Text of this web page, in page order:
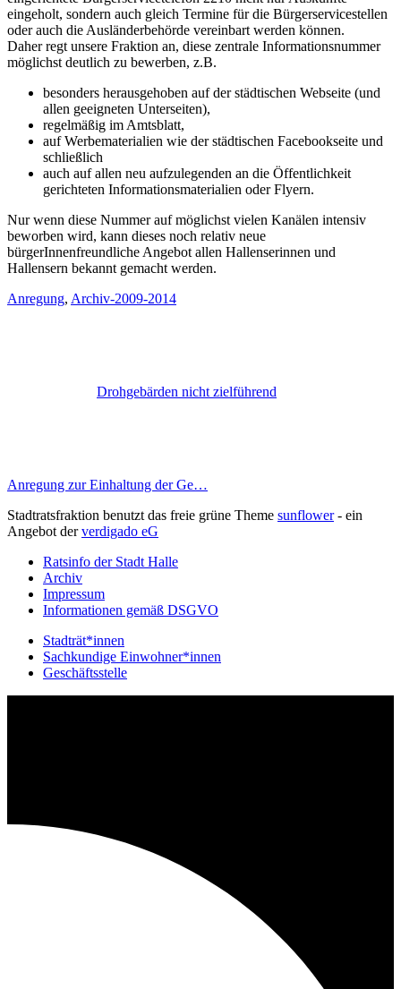
eingeholt, sondern auch gleich Termine für die Bürgerservicestellen
oder auch die Ausländerbehörde vereinbart werden können.
Daher regt unsere Fraktion an, diese zentrale Informationsnummer
möglichst deutlich zu bewerben, z.B.
besonders herausgehoben auf der städtischen Webseite (und
allen geeigneten Unterseiten),
regelmäßig im Amtsblatt,
auf Werbematerialien wie der städtischen Facebookseite und
schließlich
auch auf allen neu aufzulegenden an die Öffentlichkeit
gerichteten Informationsmaterialien oder Flyern.
Nur wenn diese Nummer auf möglichst vielen Kanälen intensiv
beworben wird, kann dieses noch relativ neue
bürgerInnenfreundliche Angebot allen Hallenserinnen und
Hallensern bekannt gemacht werden.
Anregung, Archiv-2009-2014
Drohgebärden nicht zielführend
Anregung zur Einhaltung der Ge…
Stadtratsfraktion benutzt das freie grüne Theme sunflower‐ ein
Angebot derverdigado eG
Ratsinfo der Stadt Halle
Archiv
Impressum
Informationen gemäß DSGVO
Stadträt*innen
Sachkundige Einwohner*innen
Geschäftsstelle